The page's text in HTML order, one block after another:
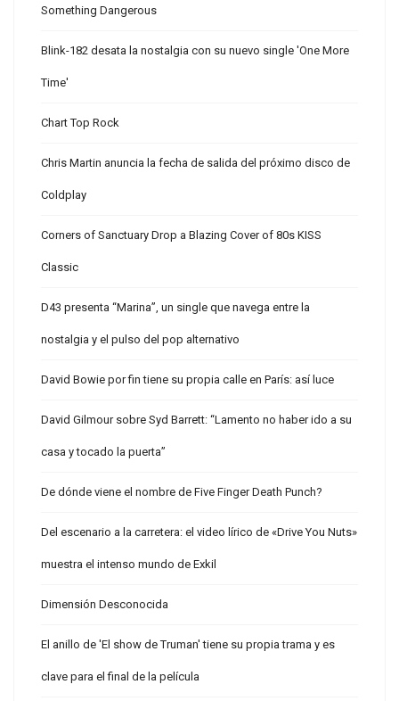
Something Dangerous
Blink-182 desata la nostalgia con su nuevo single 'One More
Time'
Chart Top Rock
Chris Martin anuncia la fecha de salida del próximo disco de
Coldplay
Corners of Sanctuary Drop a Blazing Cover of 80s KISS
Classic
D43 presenta “Marina”, un single que navega entre la
nostalgia y el pulso del pop alternativo
David Bowie por fin tiene su propia calle en París: así luce
David Gilmour sobre Syd Barrett: “Lamento no haber ido a su
casa y tocado la puerta”
De dónde viene el nombre de Five Finger Death Punch?
Del escenario a la carretera: el video lírico de «Drive You Nuts»
muestra el intenso mundo de Exkil
Dimensión Desconocida
El anillo de 'El show de Truman' tiene su propia trama y es
clave para el final de la película